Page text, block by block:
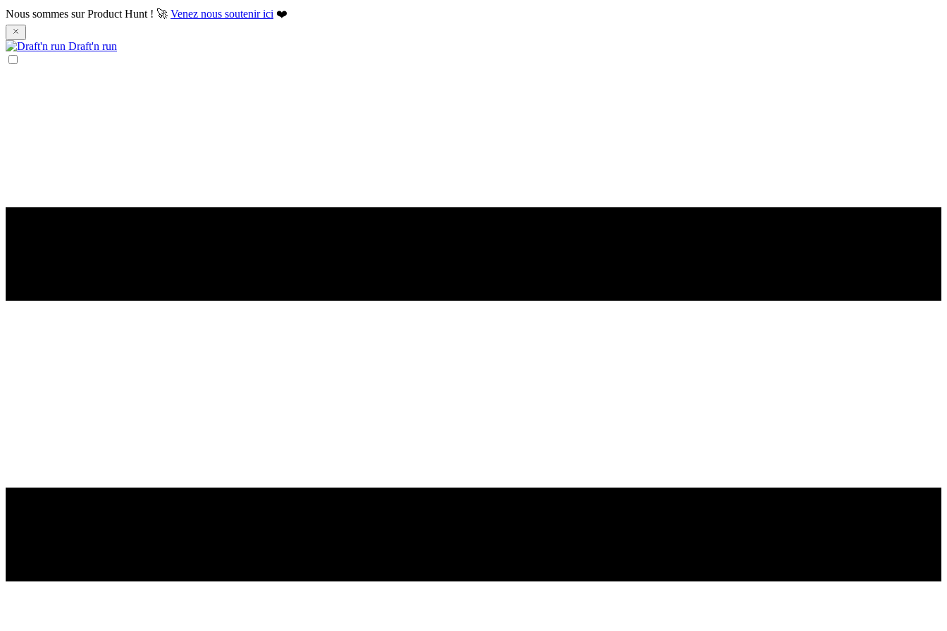
Nous sommes sur Product Hunt ! 🚀 Venez nous soutenir ici ❤️
Draft'n run